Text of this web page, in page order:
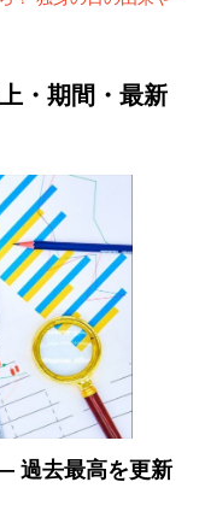
・期間・最新
過去最高を更新